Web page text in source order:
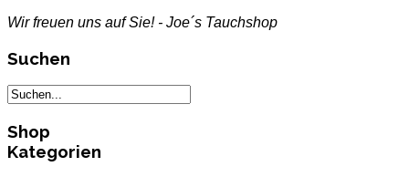
Wir freuen uns auf Sie! - Joe´s Tauchshop
Suchen
Shop
Kategorien